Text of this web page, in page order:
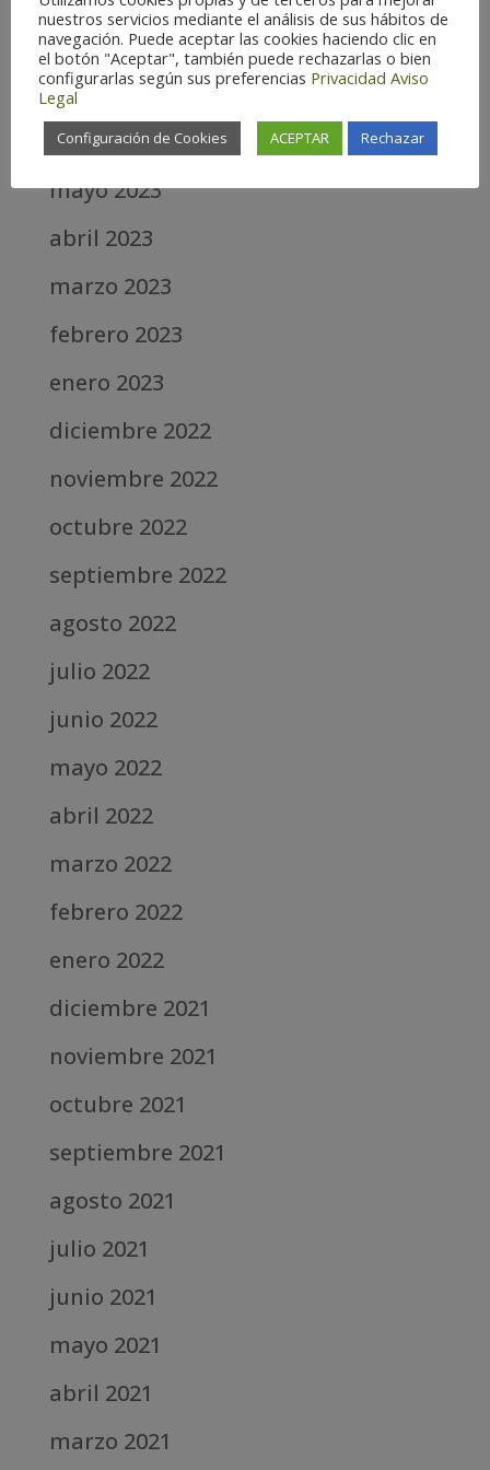
junio 2025
abril 2025
octubre 2023
mayo 2023
abril 2023
marzo 2023
febrero 2023
enero 2023
diciembre 2022
noviembre 2022
octubre 2022
septiembre 2022
agosto 2022
julio 2022
junio 2022
mayo 2022
abril 2022
marzo 2022
febrero 2022
enero 2022
diciembre 2021
noviembre 2021
octubre 2021
septiembre 2021
agosto 2021
julio 2021
junio 2021
mayo 2021
abril 2021
marzo 2021
nuestros servicios mediante el análisis de sus hábitos de
navegación. Puede aceptar las cookies haciendo clic en
el botón "Aceptar", también puede rechazarlas o bien
configurarlas según sus preferencias Privacidad Aviso
Legal
Configuración de Cookies ACEPTAR Rechazar